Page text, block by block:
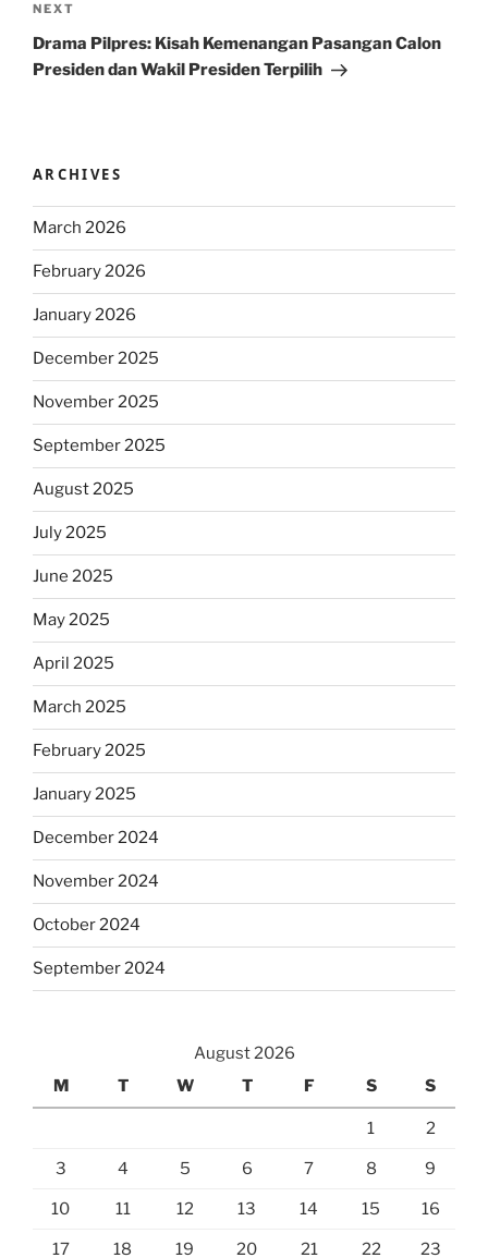
Next
Post
NEXT
Drama Pilpres: Kisah Kemenangan Pasangan Calon
Presiden dan Wakil Presiden Terpilih
ARCHIVES
March 2026
February 2026
January 2026
December 2025
November 2025
September 2025
August 2025
July 2025
June 2025
May 2025
April 2025
March 2025
February 2025
January 2025
December 2024
November 2024
October 2024
September 2024
August 2026
M
T W T F S S
1 2
3 4 5 6 7 8 9
10 11 12 13 14 15 16
17 18 19 20 21 22 23